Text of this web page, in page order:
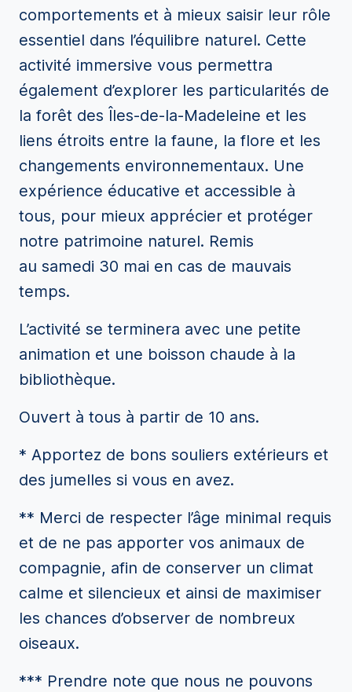
comportements et à mieux saisir leur rôle
essentiel dans l’équilibre naturel. Cette
activité immersive vous permettra
également d’explorer les particularités de
la forêt des Îles-de-la-Madeleine et les
liens étroits entre la faune, la flore et les
changements environnementaux. Une
expérience éducative et accessible à
tous, pour mieux apprécier et protéger
notre patrimoine naturel. Remis
au samedi 30 mai en cas de mauvais
temps.
L’activité se terminera avec une petite
animation et une boisson chaude à la
bibliothèque.
Ouvert à tous à partir de 10 ans.
* Apportez de bons souliers extérieurs et
des jumelles si vous en avez.
** Merci de respecter l’âge minimal requis
et de ne pas apporter vos animaux de
compagnie, afin de conserver un climat
calme et silencieux et ainsi de maximiser
les chances d’observer de nombreux
oiseaux.
*** Prendre note que nous ne pouvons